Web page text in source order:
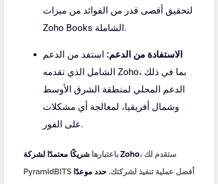
لتحقيق أقصى قدر من الفوائد من ميزات
Zoho Books الشاملة.
الاستفادة من الدعم: استفد من الدعم
الشامل الذي تقدمه Zoho، بما في ذلك
الدعم المحلي لمنطقة الشرق الأوسط
وشمال أفريقيا، لمعالجة أي مشكلات
على الفور.
باعتبارها شريكًا معتمدًا لشركة Zoho، ستقدم لك
PyramidBITS أفضل عملية تنفيذ لشركتك. حدد موعدًا